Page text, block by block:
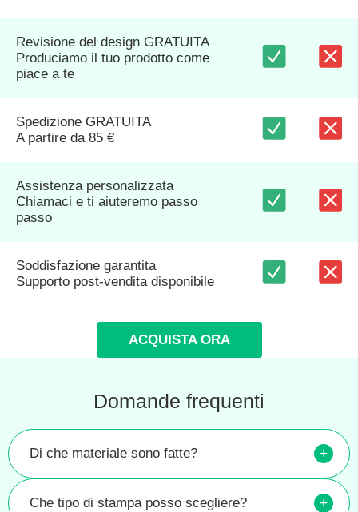
Revisione del design GRATUITA
Produciamo il tuo prodotto come
piace a te
Spedizione GRATUITA
A partire da 85 €
Assistenza personalizzata
Chiamaci e ti aiuteremo passo
passo
Soddisfazione garantita
Supporto post-vendita disponibile
ACQUISTA ORA
Domande frequenti
Di che materiale sono fatte? +
Che tipo di stampa posso scegliere? +